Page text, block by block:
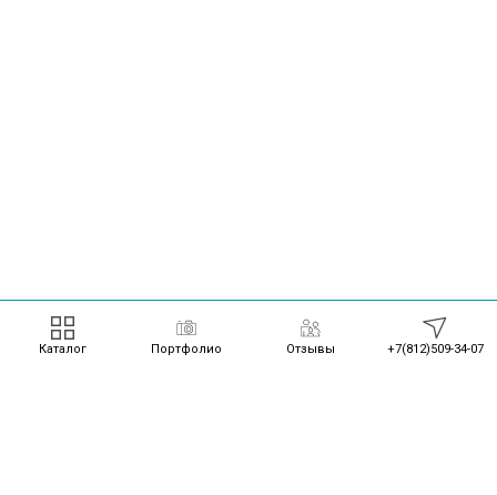
Каталог Портфолио Отзывы +7(812)509-34-07